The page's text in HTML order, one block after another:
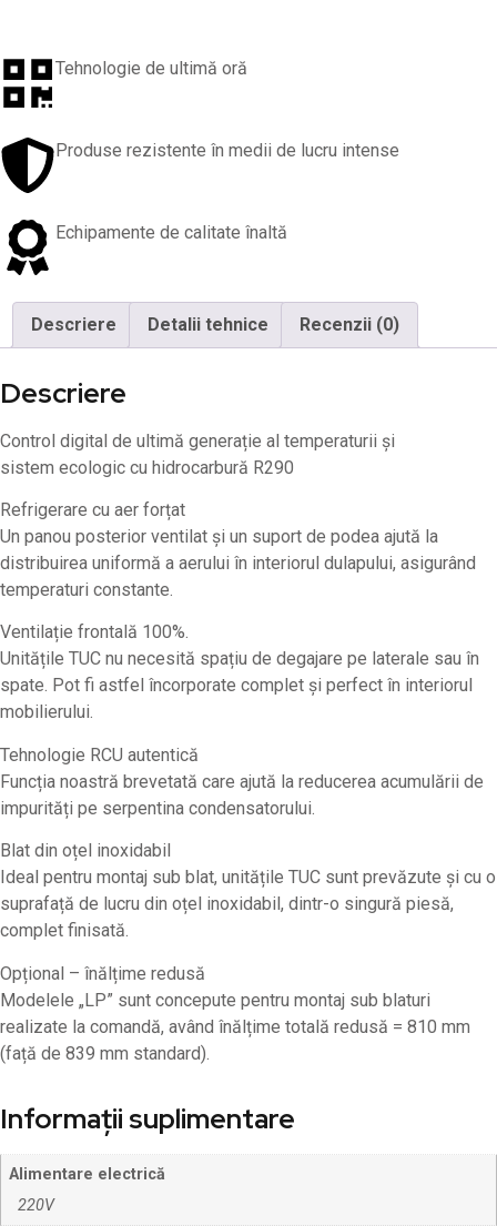
Tehnologie de ultimă oră
Produse rezistente în medii de lucru intense
Echipamente de calitate înaltă
Descriere Detalii tehnice Recenzii (0)
Descriere
Control digital de ultimă generație al temperaturii și
sistem ecologic cu hidrocarbură R290
Refrigerare cu aer forțat
Un panou posterior ventilat și un suport de podea ajută la
distribuirea uniformă a aerului în interiorul dulapului, asigurând
temperaturi constante.
Ventilație frontală 100%.
Unitățile TUC nu necesită spațiu de degajare pe laterale sau în
spate. Pot fi astfel încorporate complet și perfect în interiorul
mobilierului.
Tehnologie RCU autentică
Funcția noastră brevetată care ajută la reducerea acumulării de
impurități pe serpentina condensatorului.
Blat din oțel inoxidabil
Ideal pentru montaj sub blat, unitățile TUC sunt prevăzute și cu o
suprafață de lucru din oțel inoxidabil, dintr-o singură piesă,
complet finisată.
Opțional – înălțime redusă
Modelele „LP” sunt concepute pentru montaj sub blaturi
realizate la comandă, având înălțime totală redusă = 810 mm
(față de 839 mm standard).
Informații suplimentare
Alimentare electrică
220V